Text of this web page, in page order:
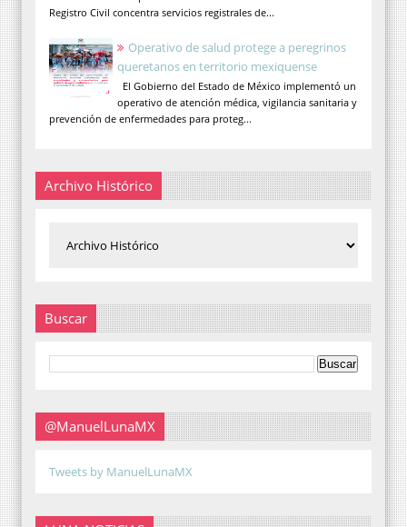
Registro Civil concentra servicios registrales de...
Operativo de salud protege a peregrinos
queretanos en territorio mexiquense
El Gobierno del Estado de México implementó un
operativo de atención médica, vigilancia sanitaria y
prevención de enfermedades para proteg...
Archivo Histórico
Buscar
@ManuelLunaMX
Tweets by ManuelLunaMX